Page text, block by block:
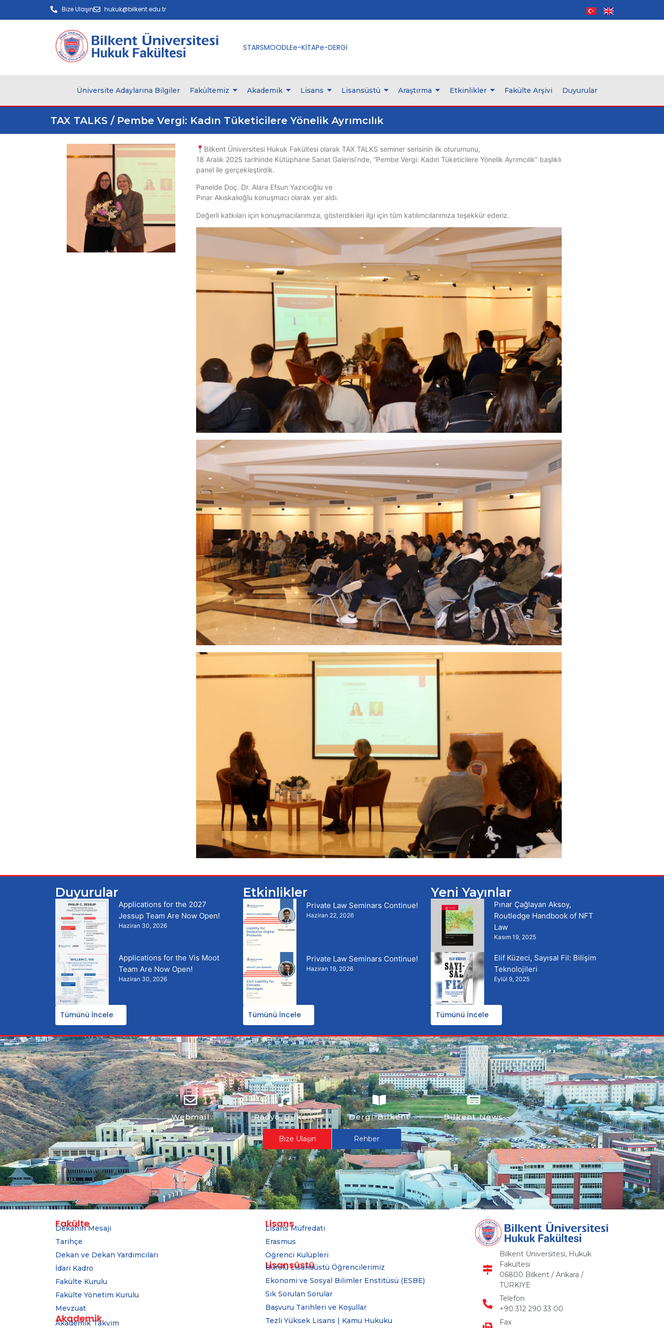
Bize Ulaşın hukuk@bilkent.edu.tr
STARSMOODLEe-KİTAPe-DERGİ
Üniversite Adaylarına Bilgiler Fakültemiz Akademik Lisans Lisansüstü Araştırma Etkinlikler Fakülte Arşivi Duyurular
TAX TALKS / Pembe Vergi: Kadın Tüketicilere Yönelik Ayrımcılık
Bilkent Üniversitesi Hukuk Fakültesi olarak TAX TALKS seminer serisinin ilk oturumunu,
18 Aralık 2025 tarihinde Kütüphane Sanat Galerisi’nde, “Pembe Vergi: Kadın Tüketicilere Yönelik Ayrımcılık” başlıklı
panel ile gerçekleştirdik.
Panelde Doç. Dr. Alara Efsun Yazıcıoğlu ve
Pınar Akıskalıoğlu konuşmacı olarak yer aldı.
Değerli katkıları için konuşmacılarımıza, gösterdikleri ilgi için tüm katılımcılarımıza teşekkür ederiz.
Duyurular
Applications for the 2027
Jessup Team Are Now Open!
Haziran 30, 2026
Applications for the Vis Moot
Team Are Now Open!
Haziran 30, 2026
Tümünü İncele
Etkinlikler
Private Law Seminars Continue!
Haziran 22, 2026
Private Law Seminars Continue!
Haziran 19, 2026
Tümünü İncele
Yeni Yayınlar
Pınar Çağlayan Aksoy,
Routledge Handbook of NFT
Law
Kasım 19, 2025
Elif Küzeci, Sayısal Fil: Bilişim
Teknolojileri
Eylül 9, 2025
Tümünü İncele
Webmail Radyo Bilkent Dergi Bilkent Bilkent News
Bize Ulaşın Rehber
Fakülte
Dekanın Mesajı
Tarihçe
Dekan ve Dekan Yardımcıları
İdari Kadro
Fakülte Kurulu
Fakülte Yönetim Kurulu
Mevzuat
Akademik
Akademik Takvim
Lisans
Lisans Müfredatı
Erasmus
Öğrenci Kulüpleri
Lisansüstü
Burslu Lisansüstü Öğrencilerimiz
Ekonomi ve Sosyal Bilimler Enstitüsü (ESBE)
Sık Sorulan Sorular
Başvuru Tarihleri ve Koşullar
Tezli Yüksek Lisans | Kamu Hukuku
Bilkent Üniversitesi, Hukuk
Fakültesi
06800 Bilkent / Ankara /
TÜRKİYE
Telefon
+90 312 290 33 00
Fax